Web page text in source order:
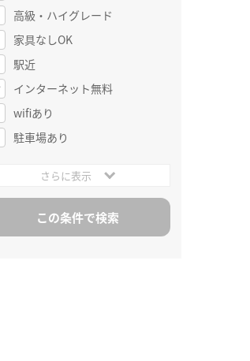
高級・ハイグレード
家具なしOK
駅近
インターネット無料
wifiあり
駐車場あり
さらに表示